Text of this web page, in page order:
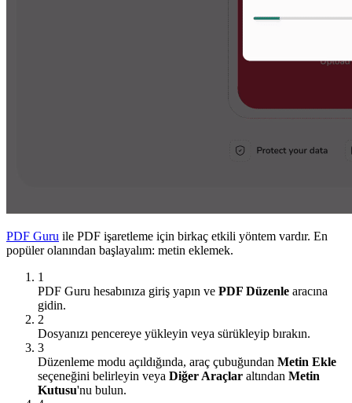
PDF Guru ile PDF işaretleme için birkaç etkili yöntem vardır. En
popüler olanından başlayalım: metin eklemek.
1
PDF Guru hesabınıza giriş yapın ve PDF Düzenle aracına
gidin.
2
Dosyanızı pencereye yükleyin veya sürükleyip bırakın.
3
Düzenleme modu açıldığında, araç çubuğundan Metin Ekle
seçeneğini belirleyin veya Diğer Araçlar altından Metin
Kutusu'nu bulun.